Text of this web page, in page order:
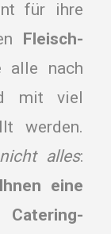
für ihre
Fleisch-
alle nach
mit viel
werden.
alles:
eine
Catering-